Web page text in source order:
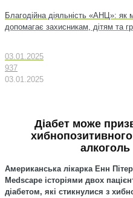
Благодійна діяльність «АНЦ»: як
допомагає захисникам, дітям та
03.01.2025
937
03.01.2025
Діабет може
алкоголь
Американська лікарка Енн
Medscape історіями двох
діабетом, які стикнулися з